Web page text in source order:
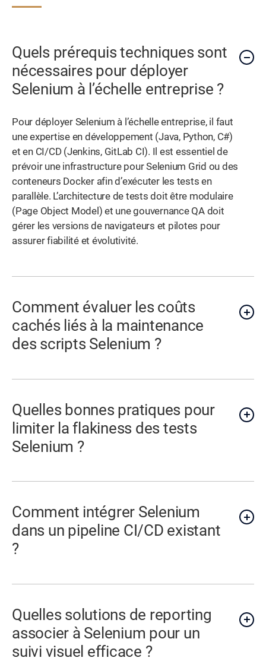
Quels prérequis techniques sont
nécessaires pour déployer
Selenium à l’échelle entreprise ?
Pour déployer Selenium à l’échelle entreprise, il faut
une expertise en développement (Java, Python, C#)
et en CI/CD (Jenkins, GitLab CI). Il est essentiel de
prévoir une infrastructure pour Selenium Grid ou des
conteneurs Docker afin d’exécuter les tests en
parallèle. L’architecture de tests doit être modulaire
(Page Object Model) et une gouvernance QA doit
gérer les versions de navigateurs et pilotes pour
assurer fiabilité et évolutivité.
Comment évaluer les coûts
cachés liés à la maintenance
des scripts Selenium ?
Quelles bonnes pratiques pour
limiter la flakiness des tests
Selenium ?
Comment intégrer Selenium
dans un pipeline CI/CD existant
?
Quelles solutions de reporting
associer à Selenium pour un
suivi visuel efficace ?